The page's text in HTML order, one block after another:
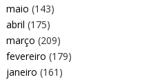
maio (143)
abril (175)
março (209)
fevereiro (179)
janeiro (161)